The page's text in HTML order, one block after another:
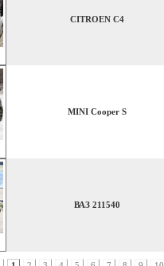
CITROEN C4
MINI Cooper S
ВАЗ 211540